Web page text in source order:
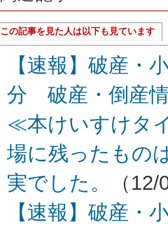
この記事を見た人は以下も見ています
【速報】破産
分 破産・倒産
≪本けいすけタ
場に残ったもの
実でした。
（
【速報】破産